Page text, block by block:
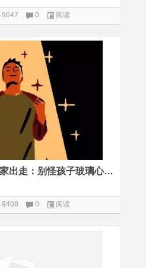
9647 0 阅读
13岁男孩考砸被骂离家出走：别怪孩子玻璃心，其实是我们忘了好好说话
9408 0 阅读